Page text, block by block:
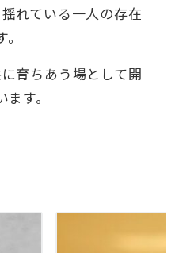
れている一人の存在
育ちあう場として開
す。